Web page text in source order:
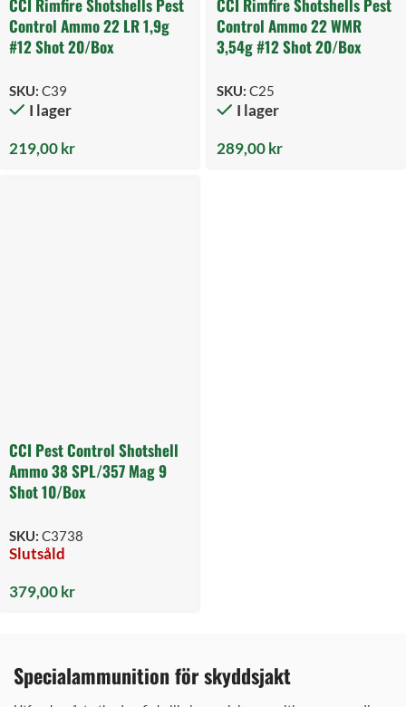
CCI Rimfire Shotshells Pest
Control Ammo 22 LR 1,9g
#12 Shot 20/Box
SKU: C39
I lager
219,00kr
CCI Rimfire Shotshells Pest
Control Ammo 22 WMR
3,54g #12 Shot 20/Box
SKU: C25
I lager
289,00kr
CCI Pest Control Shotshell
Ammo 38 SPL/357 Mag 9
Shot 10/Box
SKU: C3738
Slutsåld
379,00kr
Specialammunition för skyddsjakt